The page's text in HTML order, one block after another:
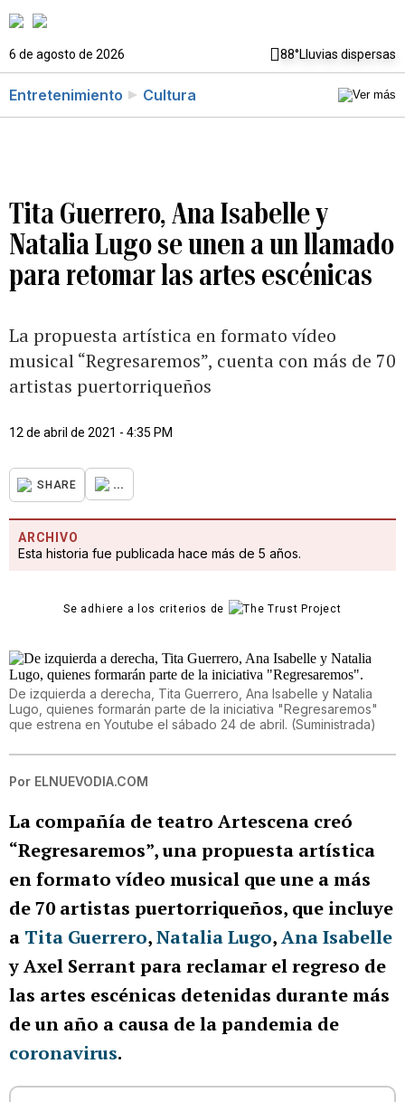
6 de agosto de 2026 88°Lluvias dispersas
Entretenimiento Cultura
Tita Guerrero, Ana Isabelle y
Natalia Lugo se unen a un llamado
para retomar las artes escénicas
La propuesta artística en formato vídeo
musical “Regresaremos”, cuenta con más de 70
artistas puertorriqueños
12 de abril de 2021 - 4:35 PM
SHARE ...
ARCHIVO
Esta historia fue publicada hace más de 5 años.
Se adhiere a los criterios de
De izquierda a derecha, Tita Guerrero, Ana Isabelle y Natalia
Lugo, quienes formarán parte de la iniciativa "Regresaremos"
que estrena en Youtube el sábado 24 de abril. (Suministrada)
Por ELNUEVODIA.COM
La compañía de teatro Artescena creó
“Regresaremos”, una propuesta artística
en formato vídeo musical que une a más
de 70 artistas puertorriqueños, que incluye
a Tita Guerrero,Natalia Lugo,Ana Isabelle
y Axel Serrant para reclamar el regreso de
las artes escénicas detenidas durante más
de un año a causa de la pandemia de
coronavirus.